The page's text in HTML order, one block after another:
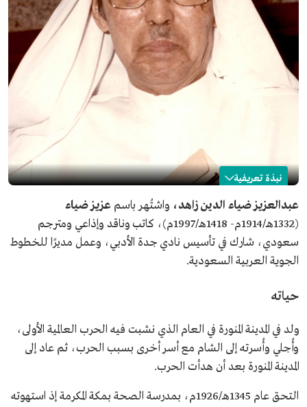
نبذة تعريفية
عزيز ضياء
الاسم
عزيز ضياء.
التصنيف
كاتب، وناقد، وإذاعي، ومترجم.
تاريخ الميلاد
1914م.
عبدالعزيز ضياء الدين زاهد، واشتُهر باسم عزيز ضياء
(1332هـ/1914م- 1418هـ/1997م)، كاتب وناقد وإذاعي ومترجم
سعودي، شارك في تأسيس نادي جدة الأدبي، وعمل مديرًا للخطوط
الجوية العربية السعودية.
حياته
ولد في المدينة المنورة في العام الذي نشبت فيه الحرب العالمية الأولى،
وأُجلي وأُسرته إلى الشام مع أسر أخرى بسبب الحرب، ثم عاد إلى
المدينة المنورة بعد أن هدأت الحرب.
التحق عام 1345هـ/1926م، بمدرسة الصحة بمكة المكرمة إذ استهوته